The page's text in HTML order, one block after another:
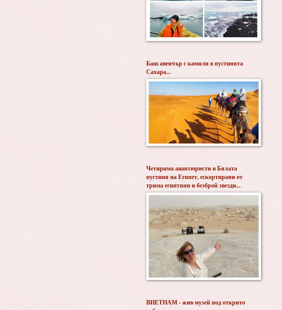
Баш авенчър с камили в пустинята
Сахара...
Четирима авантюристи в Бялата
пустиня на Египет, ескортирани от
трима египтяни и безброй звезди...
ВИЕТНАМ - жив музей под открито